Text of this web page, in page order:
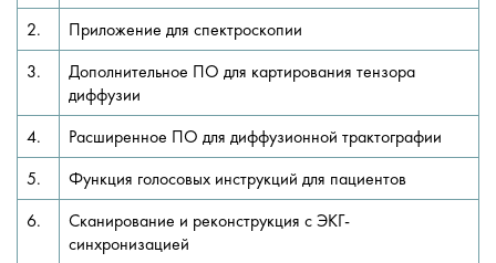
2.
Приложение для спектроскопии
3.
Дополнительное ПО для картирования тензора
диффузии
4.
Расширенное ПО для диффузионной трактографии
5.
Функция голосовых инструкций для пациентов
6.
Сканирование и реконструкция с ЭКГ-
синхронизацией